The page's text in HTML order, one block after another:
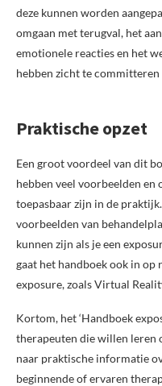
deze kunnen worden
omgaan met terugval, het
emotionele reacties en het
hebben zicht te committeren
Praktische opzet
Een groot voordeel van dit
hebben veel voorbeelden
toepasbaar zijn in de
voorbeelden van
kunnen zijn als je een
gaat het handboek ook in
exposure, zoals Virtual
Kortom, het ‘Handboek
therapeuten die willen leren
naar praktische informatie
beginnende of ervaren